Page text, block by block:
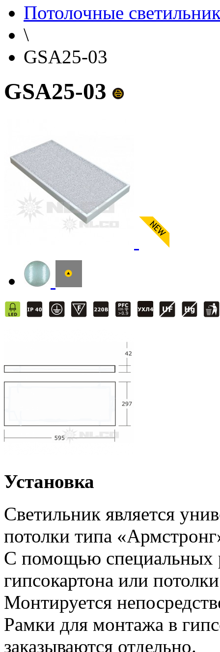
Потолочные
\
GSA25-03
GSA25-03
Установка
Светильник является
потолки типа
С помощью специальных
гипсокартона или
Монтируется
Рамки для монтажа в
заказываются отдельно.